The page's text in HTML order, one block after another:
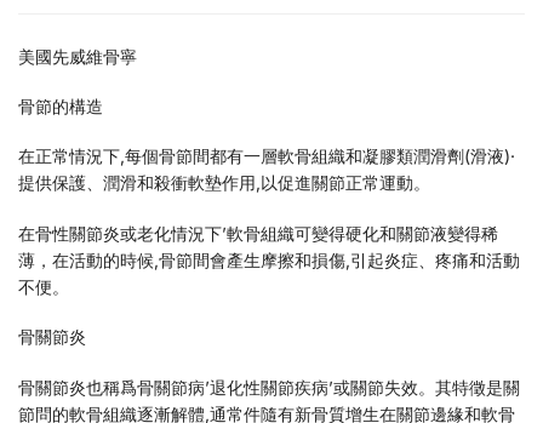
美國先威維骨寧
骨節的構造
在正常情況下,每個骨節間都有一層軟骨組織和凝膠類潤滑劑(滑液)·
提供保護、潤滑和殺衝軟墊作用,以促進關節正常運動。
在骨性關節炎或老化情況下’軟骨組織可變得硬化和關節液變得稀
薄，在活動的時候,骨節間會產生摩擦和損傷,引起炎症、疼痛和活動
不便。
骨關節炎
骨關節炎也稱爲骨關節病’退化性關節疾病’或關節失效。其特徵是關
節問的軟骨組織逐漸解體,通常件隨有新骨質增生在關節邊緣和軟骨